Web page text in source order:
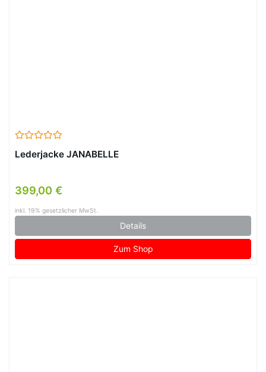
Lederjacke JANABELLE
399,00 €
inkl. 19% gesetzlicher MwSt.
Details
Zum Shop